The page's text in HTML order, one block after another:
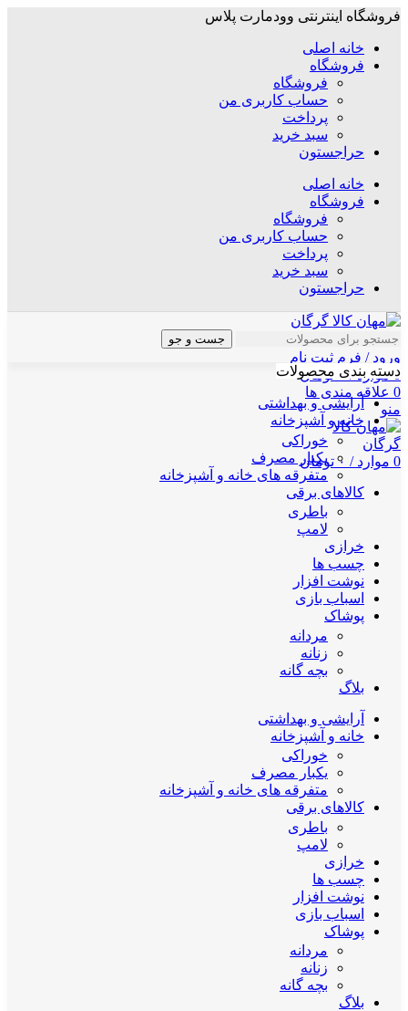
فروشگاه اینترنتی وودمارت پلاس
خانه اصلی
فروشگاه
فروشگاه
حساب کاربری من
پرداخت
سبد خرید
حراجستون
خانه اصلی
فروشگاه
فروشگاه
حساب کاربری من
پرداخت
سبد خرید
حراجستون
جست و جو
ورود / فرم ثبت نام
0 موارد / ۰ تومان
0 علاقه مندی ها
منو
0 موارد / ۰ تومان
دسته بندی محصولات
آرایشی و بهداشتی
خانه و آشپزخانه
خوراکی
یکبار مصرف
متفرقه های خانه و آشپزخانه
کالاهای برقی
باطری
لامپ
خرازی
چسب ها
نوشت افزار
اسباب بازی
پوشاک
مردانه
زنانه
بچه گانه
بلاگ
آرایشی و بهداشتی
خانه و آشپزخانه
خوراکی
یکبار مصرف
متفرقه های خانه و آشپزخانه
کالاهای برقی
باطری
لامپ
خرازی
چسب ها
نوشت افزار
اسباب بازی
پوشاک
مردانه
زنانه
بچه گانه
بلاگ